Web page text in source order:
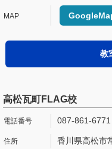
教
高松瓦町FLAG校
087-861-6771
香川県高松市